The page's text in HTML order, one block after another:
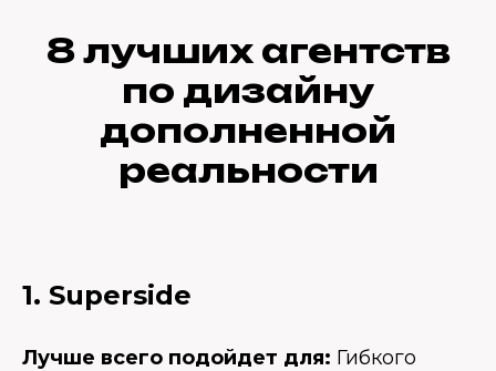
8 лучших агентств
по дизайну
дополненной
реальности
1. Superside
Лучше всего подойдет для: Гибкого